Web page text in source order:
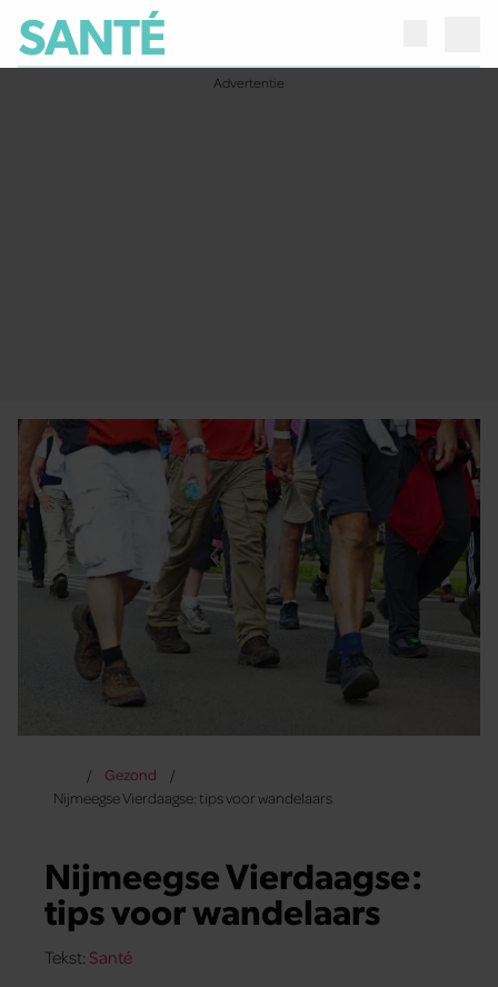
Gezond
Nijmeegse Vierdaagse: tips voor wandelaars
Nijmeegse Vierdaagse:
tips voor wandelaars
Tekst: Santé